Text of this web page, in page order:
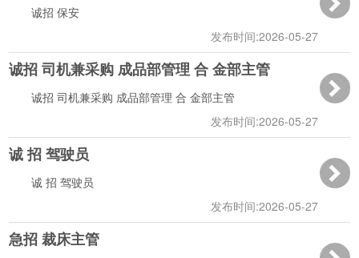
发布时间:2026-05-27
17:32:09
诚招 保安
诚招 司机兼采购 成品部管理 合 金部主管
发布时间:2026-05-27
诚招 司机兼采购 成品部管理 合 金部主管
诚 招 驾驶员
发布时间:2026-05-27
诚 招 驾驶员
急招 裁床主管